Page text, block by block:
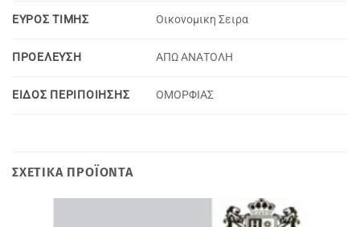
ΕΥΡΟΣ ΤΙΜΗΣ Oικονομικη Σειρα
ΠΡΟΕΛΕΥΣΗ ΑΠΩ ΑΝΑΤΟΛΗ
ΕΙΔΟΣ ΠΕΡΙΠΟΙΗΣΗΣ ΟΜΟΡΦΙΑΣ
ΣΧΕΤΙΚΆ ΠΡΟΪΌΝΤΑ